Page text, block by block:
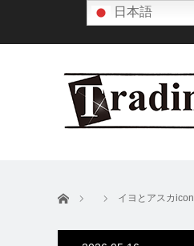
ホーム イヨとアスカicon
日本語